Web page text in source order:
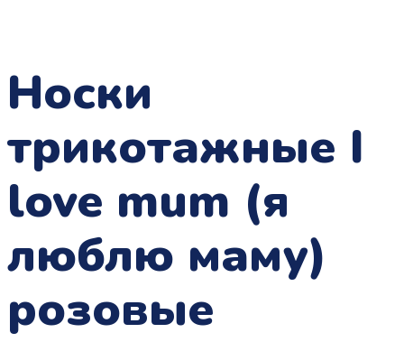
Носки
трикотажные I
love mum (я
люблю маму)
розовые